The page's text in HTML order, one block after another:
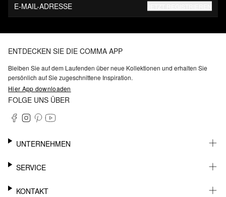
E-MAIL-ADRESSE
ENTDECKEN SIE DIE COMMA APP
Bleiben Sie auf dem Laufenden über neue Kollektionen und erhalten Sie
persönlich auf Sie zugeschnittene Inspiration.
Hier App downloaden
FOLGE UNS ÜBER
UNTERNEHMEN
KARRIERE
BARRIEREFREIHEIT
SERVICE
WHATSAPP
KONTAKT